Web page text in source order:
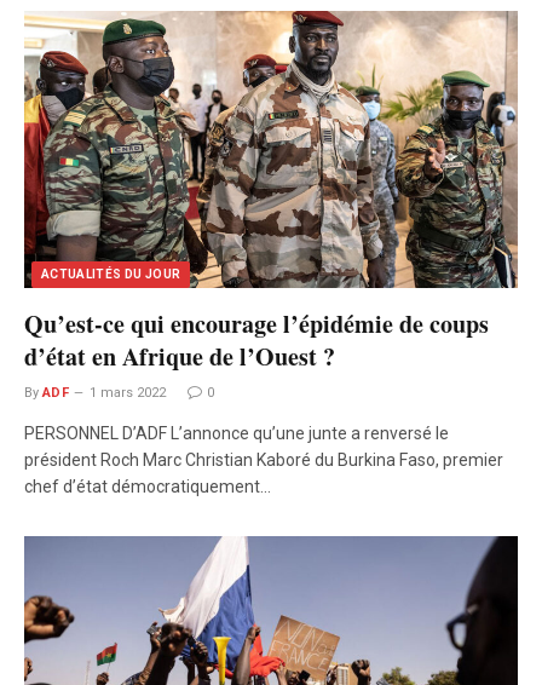
ACTUALITÉS DU JOUR
Qu’est-ce qui encourage l’épidémie de coups
d’état en Afrique de l’Ouest ?
By ADF 1 mars 2022 0
PERSONNEL D’ADF L’annonce qu’une junte a renversé le
président Roch Marc Christian Kaboré du Burkina Faso, premier
chef d’état démocratiquement…